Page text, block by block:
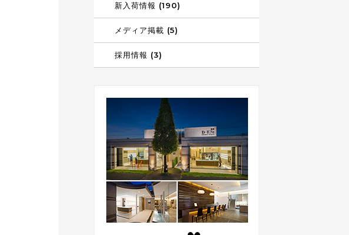
新入荷情報 (190)
メディア掲載 (5)
採用情報 (3)